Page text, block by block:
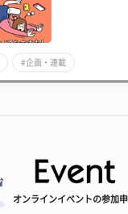
#企画・連載
オンラインイベントの参加